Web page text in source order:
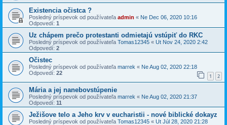
Existencia očistca ?
Posledný príspevok od používateľa admin « Ne Dec 06, 2020 10:16
Odpovedí: 1
Uz chápem prečo protestanti odmietajú vstúpiť do RKC
Posledný príspevok od používateľa Tomas12345 « Ut Nov 24, 2020 2:42
Odpovedí: 2
Očistec
Posledný príspevok od používateľa marrek « Ne Aug 02, 2020 22:18
Odpovedí: 22 1 2
Mária a jej nanebovstúpenie
Posledný príspevok od používateľa marrek « Ne Aug 02, 2020 21:37
Odpovedí: 11
Ježišove telo a Jeho krv v eucharistii - nové biblické dokayz
Posledný príspevok od používateľa Tomas12345 « Ut Júl 28, 2020 21:28